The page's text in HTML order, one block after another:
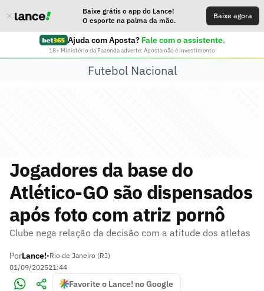
Baixe grátis o app do Lance!
O esporte na palma da mão.
Baixe agora
Ajuda com Aposta? Fale com o assistente.
18+ Ministério da Fazenda adverte: Aposta não é investimento
Futebol Nacional
Jogadores da base do
Atlético-GO são dispensados
após foto com atriz pornô
Clube nega relação da decisão com a atitude dos atletas
PorLance!•Rio de Janeiro (RJ)
01/09/202521:44
Favorite o Lance! no Google